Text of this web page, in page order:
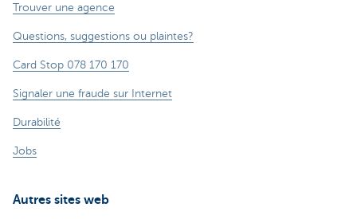
Trouver une agence
Questions, suggestions ou plaintes?
Card Stop 078 170 170
Signaler une fraude sur Internet
Durabilité
Jobs
Autres sites web